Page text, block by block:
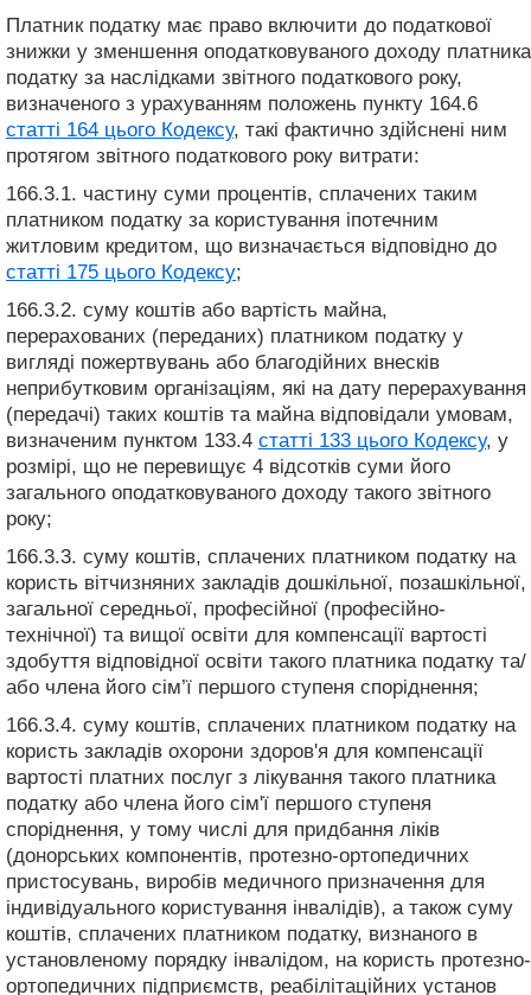
Платник податку має право включити до податкової
знижки у зменшення оподатковуваного доходу платника
податку за наслідками звітного податкового року,
визначеного з урахуванням положень пункту 164.6
статті 164 цього Кодексу, такі фактично здійснені ним
протягом звітного податкового року витрати:
166.3.1. частину суми процентів, сплачених таким
платником податку за користування іпотечним
житловим кредитом, що визначається відповідно до
статті 175 цього Кодексу;
166.3.2. суму коштів або вартість майна,
перерахованих (переданих) платником податку у
вигляді пожертвувань або благодійних внесків
неприбутковим організаціям, які на дату перерахування
(передачі) таких коштів та майна відповідали умовам,
визначеним пунктом 133.4 статті 133 цього Кодексу, у
розмірі, що не перевищує 4 відсотків суми його
загального оподатковуваного доходу такого звітного
року;
166.3.3. суму коштів, сплачених платником податку на
користь вітчизняних закладів дошкільної, позашкільної,
загальної середньої, професійної (професійно-
технічної) та вищої освіти для компенсації вартості
здобуття відповідної освіти такого платника податку та/
або члена його сім’ї першого ступеня споріднення;
166.3.4. суму коштів, сплачених платником податку на
користь закладів охорони здоров'я для компенсації
вартості платних послуг з лікування такого платника
податку або члена його сім'ї першого ступеня
споріднення, у тому числі для придбання ліків
(донорських компонентів, протезно-ортопедичних
пристосувань, виробів медичного призначення для
індивідуального користування інвалідів), а також суму
коштів, сплачених платником податку, визнаного в
установленому порядку інвалідом, на користь протезно-
ортопедичних підприємств, реабілітаційних установ